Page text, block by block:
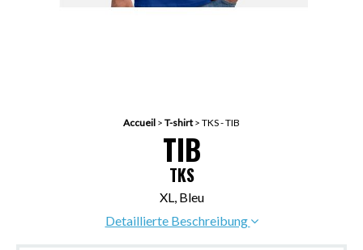
Accueil > T-shirt> TKS - TIB
TIB
TKS
XL, Bleu
Detaillierte Beschreibung